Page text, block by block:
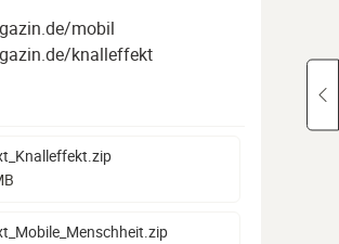
mobil
knalleffekt
.zip
.zip